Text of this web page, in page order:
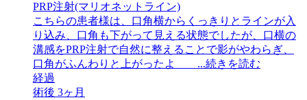
PRP注射(マリオネットライン)
こちらの患者様は、口角横からくっきりとラインが入
り込み、口角も下がって見える状態でしたが、口横の
溝感をPRP注射で自然に整えることで影がやわらぎ、
口角がふんわりと上がったよ ...続きを読む
経過
術後 3ヶ月